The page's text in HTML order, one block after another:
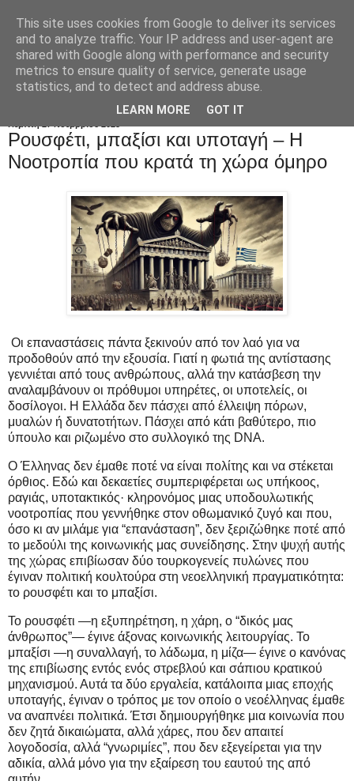
Pουσφέτι, μπαξίσι και υποταγή – H
Nοοτροπία που κρατά τη χώρα όμηρο
Οι επαναστάσεις πάντα ξεκινούν από τον λαό για να
προδοθούν από την εξουσία. Γιατί η φωτιά της αντίστασης
γεννιέται από τους ανθρώπους, αλλά την κατάσβεση την
αναλαμβάνουν οι πρόθυμοι υπηρέτες, οι υποτελείς, οι
δοσίλογοι. Η Ελλάδα δεν πάσχει από έλλειψη πόρων,
μυαλών ή δυνατοτήτων. Πάσχει από κάτι βαθύτερο, πιο
ύπουλο και ριζωμένο στο συλλογικό της DNA.
Ο Έλληνας δεν έμαθε ποτέ να είναι πολίτης και να στέκεται
όρθιος. Εδώ και δεκαετίες συμπεριφέρεται ως υπήκοος,
ραγιάς, υποτακτικός· κληρονόμος μιας υποδουλωτικής
νοοτροπίας που γεννήθηκε στον οθωμανικό ζυγό και που,
όσο κι αν μιλάμε για “επανάσταση”, δεν ξεριζώθηκε ποτέ από
το μεδούλι της κοινωνικής μας συνείδησης. Στην ψυχή αυτής
της χώρας επιβίωσαν δύο τουρκογενείς πυλώνες που
έγιναν πολιτική κουλτούρα στη νεοελληνική πραγματικότητα:
το ρουσφέτι και το μπαξίσι.
Το ρουσφέτι —η εξυπηρέτηση, η χάρη, ο “δικός μας
άνθρωπος”— έγινε άξονας κοινωνικής λειτουργίας. Το
μπαξίσι —η συναλλαγή, το λάδωμα, η μίζα— έγινε ο κανόνας
της επιβίωσης εντός ενός στρεβλού και σάπιου κρατικού
μηχανισμού. Αυτά τα δύο εργαλεία, κατάλοιπα μιας εποχής
υποταγής, έγιναν ο τρόπος με τον οποίο ο νεοέλληνας έμαθε
να αναπνέει πολιτικά. Έτσι δημιουργήθηκε μια κοινωνία που
δεν ζητά δικαιώματα, αλλά χάρες, που δεν απαιτεί
λογοδοσία, αλλά “γνωριμίες”, που δεν εξεγείρεται για την
αδικία, αλλά μόνο για την εξαίρεση του εαυτού της από
This site uses cookies from Google to deliver its services
and to analyze traffic. Your IP address and user-agent are
shared with Google along with performance and security
metrics to ensure quality of service, generate usage
statistics, and to detect and address abuse.
LEARN MORE GOT IT